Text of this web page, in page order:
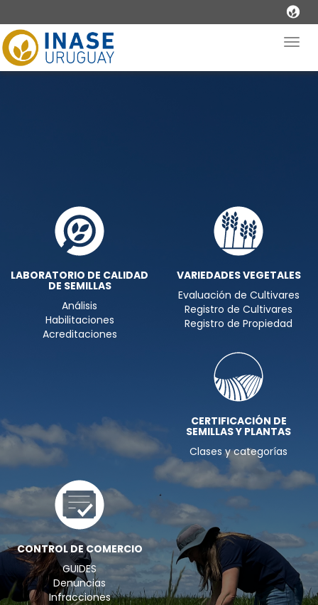
LABORATORIO DE CALIDAD
DE SEMILLAS
Análisis
Habilitaciones
Acreditaciones
VARIEDADES VEGETALES
Evaluación de Cultivares
Registro de Cultivares
Registro de Propiedad
CERTIFICACIÓN DE
SEMILLAS Y PLANTAS
Clases y categorías
CONTROL DE COMERCIO
GUIDES
Denuncias
Infracciones